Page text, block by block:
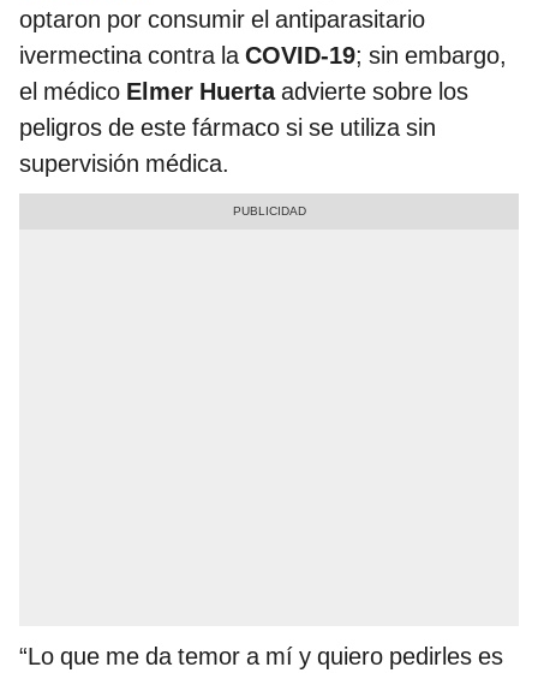
optaron por consumir el antiparasitario
ivermectina contra laCOVID-19; sin embargo,
el médico Elmer Huertaadvierte sobre los
peligros de este fármaco si se utiliza sin
supervisión médica.
“Lo que me da temor a mí y quiero pedirles es